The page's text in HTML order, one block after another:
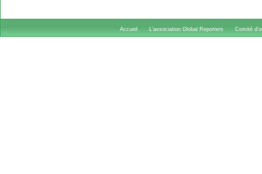
Accueil L'association Global Reporters Comité